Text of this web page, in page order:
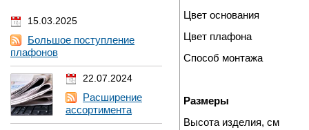
15.03.2025
Большое поступление
плафонов
22.07.2024
Расширение
ассортимента
Цвет основания
Цвет плафона
Способ монтажа
Размеры
Высота изделия, см